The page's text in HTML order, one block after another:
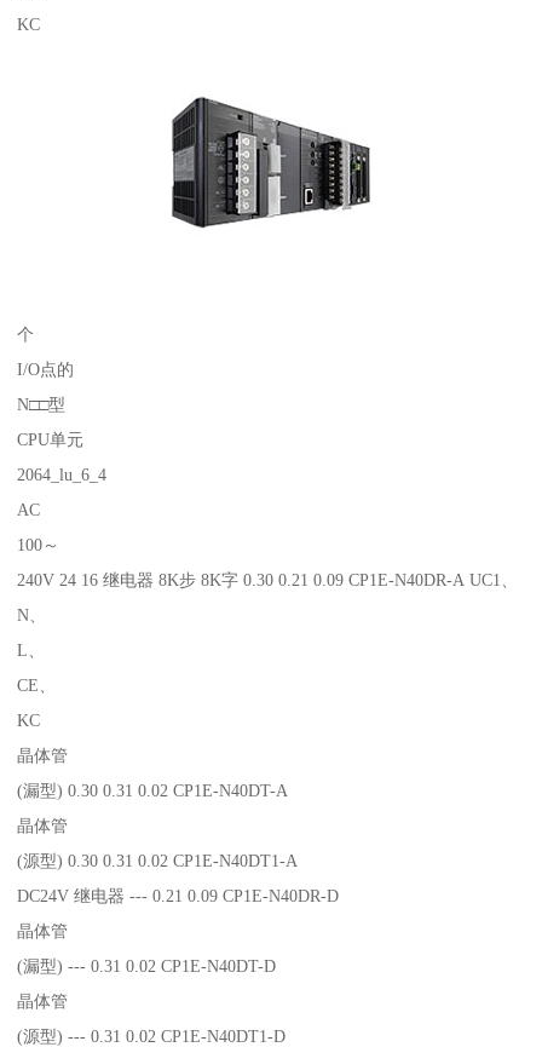
KC
个
I/O点的
N□□型
CPU单元
2064_lu_6_4
AC
100～
240V 24 16 继电器 8K步 8K字 0.30 0.21 0.09 CP1E-N40DR-A UC1、
N、
L、
CE、
KC
晶体管
(漏型) 0.30 0.31 0.02 CP1E-N40DT-A
晶体管
(源型) 0.30 0.31 0.02 CP1E-N40DT1-A
DC24V 继电器 --- 0.21 0.09 CP1E-N40DR-D
晶体管
(漏型) --- 0.31 0.02 CP1E-N40DT-D
晶体管
(源型) --- 0.31 0.02 CP1E-N40DT1-D